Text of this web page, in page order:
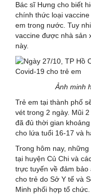
Bác sĩ Hưng cho biết
chính thức loại
em trong nước. Tuy
vaccine được nhà sản
này.
Ảnh minh
Trẻ em tại thành phố
vét trong 2 ngày. Mũi
đã đủ thời gian
cho lứa tuổi 16-17 và
Trong hôm nay,
tại huyện Củ Chi và
trực tuyến về đảm bảo
cho trẻ do Sở Y tế và
Minh phối hợp tổ chức.